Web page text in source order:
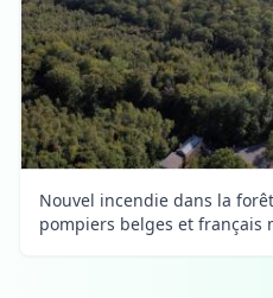
Nouvel incendie dans la
pompiers belges et français